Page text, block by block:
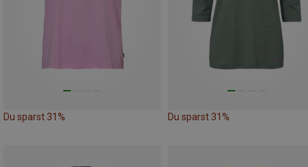
Du sparst 31% Du sparst 31%